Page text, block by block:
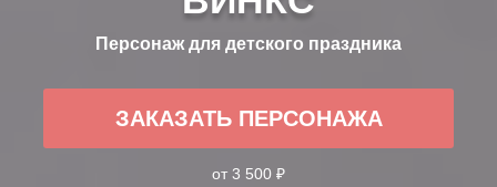
Персонаж для детского праздника
ЗАКАЗАТЬ ПЕРСОНАЖА
от 3 500 ₽